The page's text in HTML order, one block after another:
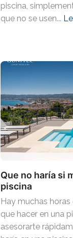
piscina,
que no se usen...
Que no haría si
piscina
Hay muchas
que hacer en una
asesorarte